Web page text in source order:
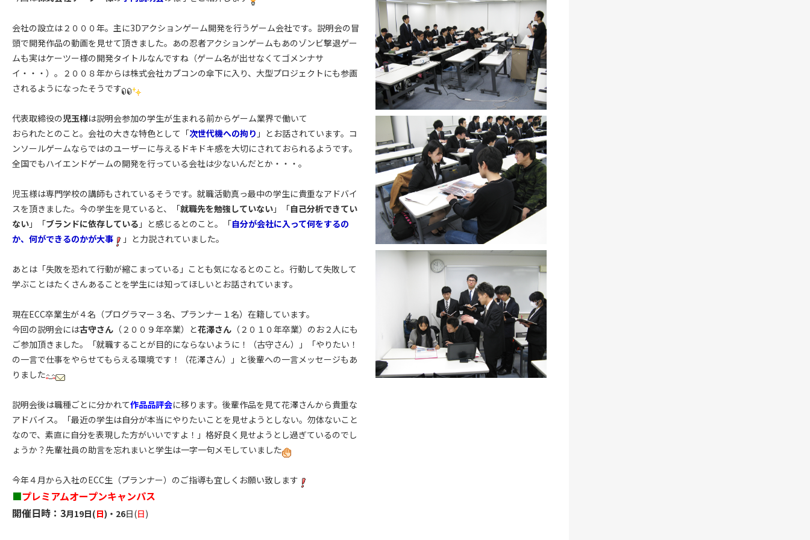
会社の設立は２０００年。主に3Dアクションゲーム開発を行うゲーム会社です。説明会の冒
頭で開発作品の動画を見せて頂きました。あの忍者アクションゲームもあのゾンビ撃退ゲー
ムも実はケーツー様の開発タイトルなんですね（ゲーム名が出せなくてゴメンナサ
イ・・・）。２００８年からは株式会社カプコンの傘下に入り、大型プロジェクトにも参画
されるようになったそうです
代表取締役の児玉様は説明会参加の学生が生まれる前からゲーム業界で働いて
おられたとのこと。会社の大きな特色として「次世代機への拘り 」とお話されています。コ
ンソールゲームならではのユーザーに与えるドキドキ感を大切にされておられるようです。
全国でもハイエンドゲームの開発を行っている会社は少ないんだとか・・・。
児玉様は専門学校の講師もされているそうです。就職活動真っ最中の学生に貴重なアドバイ
スを頂きました。今の学生を見ていると、「就職先を勉強していない 」「自己分析できてい
ない 」「ブランドに依存している 」と感じるとのこと。「自分が会社に入って何をするの
か、何ができるのかが大事
」と力説されていました。
あとは「失敗を恐れて行動が縮こまっている」ことも気になるとのこと。行動して失敗して
学ぶことはたくさんあることを学生には知ってほしいとお話されています。
現在ECC卒業生が４名（プログラマー３名、プランナー１名）在籍しています。
今回の説明会には古守さん （２００９年卒業）と花澤さん （２０１０年卒業）のお２人にも
ご参加頂きました。「就職することが目的にならないように！（古守さん）」「やりたい！
の一言で仕事をやらせてもらえる環境です！（花澤さん）」と後輩への一言メッセージもあ
りました
説明会後は職種ごとに分かれて作品品評会に移ります。後輩作品を見て花澤さんから貴重な
アドバイス。「最近の学生は自分が本当にやりたいことを見せようとしない。勿体ないこと
なので、素直に自分を表現した方がいいですよ！」格好良く見せようとし過ぎているのでし
ょうか？先輩社員の助言を忘れまいと学生は一字一句メモしていました
今年４月から入社のECC生（プランナー）のご指導も宜しくお願い致します
■プレミアムオープンキャンパス
開催日時：3月19日(日)・26日(日)